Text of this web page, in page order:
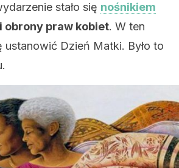
stało się nośnikiem
i obrony praw kobiet. W ten
ustanowić Dzień Matki. Było to